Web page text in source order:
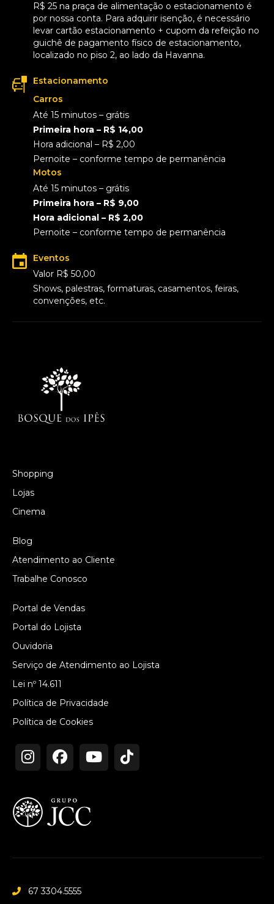
R$ 25 na praça de alimentação o estacionamento é
por nossa conta. Para adquirir isenção, é necessário
levar cartão estacionamento + cupom da refeição no
guichê de pagamento físico de estacionamento,
localizado no piso 2, ao lado da Havanna.
Estacionamento
Carros
Até 15 minutos – grátis
Primeira hora – R$ 14,00
Hora adicional – R$ 2,00
Pernoite – conforme tempo de permanência
Motos
Até 15 minutos – grátis
Primeira hora – R$ 9,00
Hora adicional – R$ 2,00
Pernoite – conforme tempo de permanência
Eventos
Valor R$ 50,00
Shows, palestras, formaturas, casamentos, feiras,
convenções, etc.
Shopping
Lojas
Cinema
Blog
Atendimento ao Cliente
Trabalhe Conosco
Portal de Vendas
Portal do Lojista
Ouvidoria
Serviço de Atendimento ao Lojista
Lei nº 14.611
Política de Privacidade
Política de Cookies
67 3304.5555